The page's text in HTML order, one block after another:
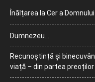
Înălțarea la Cer a
Dumnezeu…
Recunoștință și
viață – din partea